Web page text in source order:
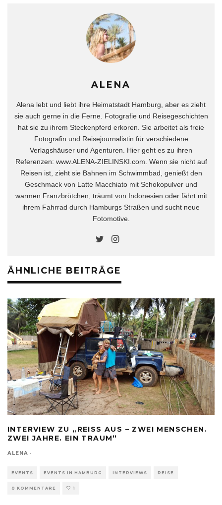
ALENA
Alena lebt und liebt ihre Heimatstadt Hamburg, aber es zieht
sie auch gerne in die Ferne. Fotografie und Reisegeschichten
hat sie zu ihrem Steckenpferd erkoren. Sie arbeitet als freie
Fotografin und Reisejournalistin für verschiedene
Verlagshäuser und Agenturen. Hier geht es zu ihren
Referenzen: www.ALENA-ZIELINSKI.com. Wenn sie nicht auf
Reisen ist, zieht sie Bahnen im Schwimmbad, genießt den
Geschmack von Latte Macchiato mit Schokopulver und
warmen Franzbrötchen, träumt von Indonesien oder fährt mit
ihrem Fahrrad durch Hamburgs Straßen und sucht neue
Fotomotive.
ÄHNLICHE BEITRÄGE
INTERVIEW ZU „REISS AUS – ZWEI MENSCHEN.
ZWEI JAHRE. EIN TRAUM“
ALENA ·
EVENTS EVENTS IN HAMBURG INTERVIEWS REISE
0 KOMMENTARE 1